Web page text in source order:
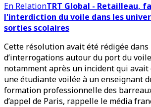
En RelationTRT Global - Retailleau,
l'interdiction du voile dans les
sorties scolaires
Cette résolution avait été rédigée
d’interrogations autour du port du
notamment après un incident qui avait
une étudiante voilée à un enseignant
formation professionnelle des
d’appel de Paris, rappelle le média